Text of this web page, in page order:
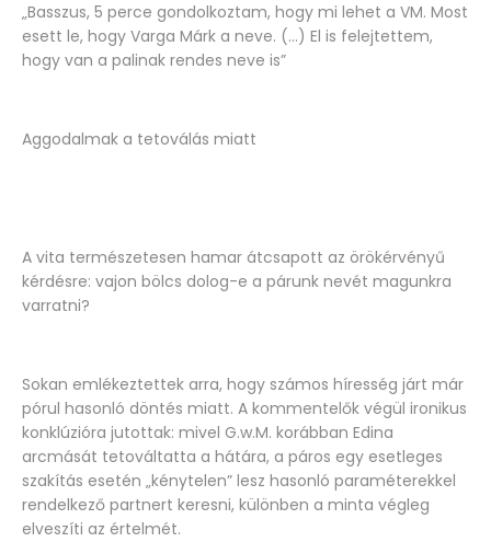
„Basszus, 5 perce gondolkoztam, hogy mi lehet a VM. Most
esett le, hogy Varga Márk a neve. (…) El is felejtettem,
hogy van a palinak rendes neve is”
Aggodalmak a tetoválás miatt
A vita természetesen hamar átcsapott az örökérvényű
kérdésre: vajon bölcs dolog-e a párunk nevét magunkra
varratni?
Sokan emlékeztettek arra, hogy számos híresség járt már
pórul hasonló döntés miatt. A kommentelők végül ironikus
konklúzióra jutottak: mivel G.w.M. korábban Edina
arcmását tetováltatta a hátára, a páros egy esetleges
szakítás esetén „kénytelen” lesz hasonló paraméterekkel
rendelkező partnert keresni, különben a minta végleg
elveszíti az értelmét.